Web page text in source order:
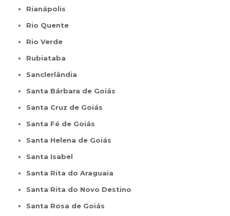
Rianápolis
Rio Quente
Rio Verde
Rubiataba
Sanclerlândia
Santa Bárbara de Goiás
Santa Cruz de Goiás
Santa Fé de Goiás
Santa Helena de Goiás
Santa Isabel
Santa Rita do Araguaia
Santa Rita do Novo Destino
Santa Rosa de Goiás